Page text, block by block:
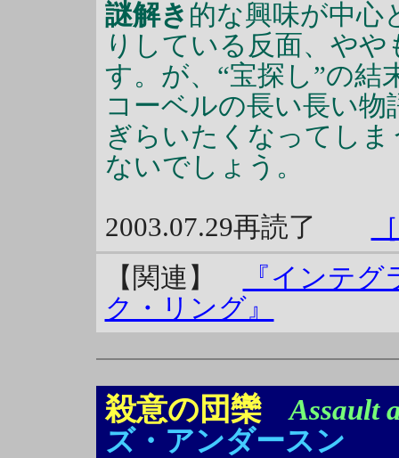
謎解き 的な興味が中心
りしている反面、や
す。が、“宝探し”の結
コーベルの長い長い
ぎらいたくなってし
ないでしょう。
2003.07.29再読了
【関連】
『インテ
ク・リング』
殺意の団欒
Assault
ズ・アンダースン